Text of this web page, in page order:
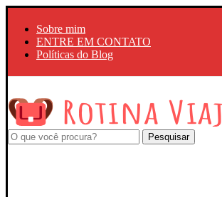
Sobre mim
ENTRE EM CONTATO
Políticas do Blog
Pesquisar